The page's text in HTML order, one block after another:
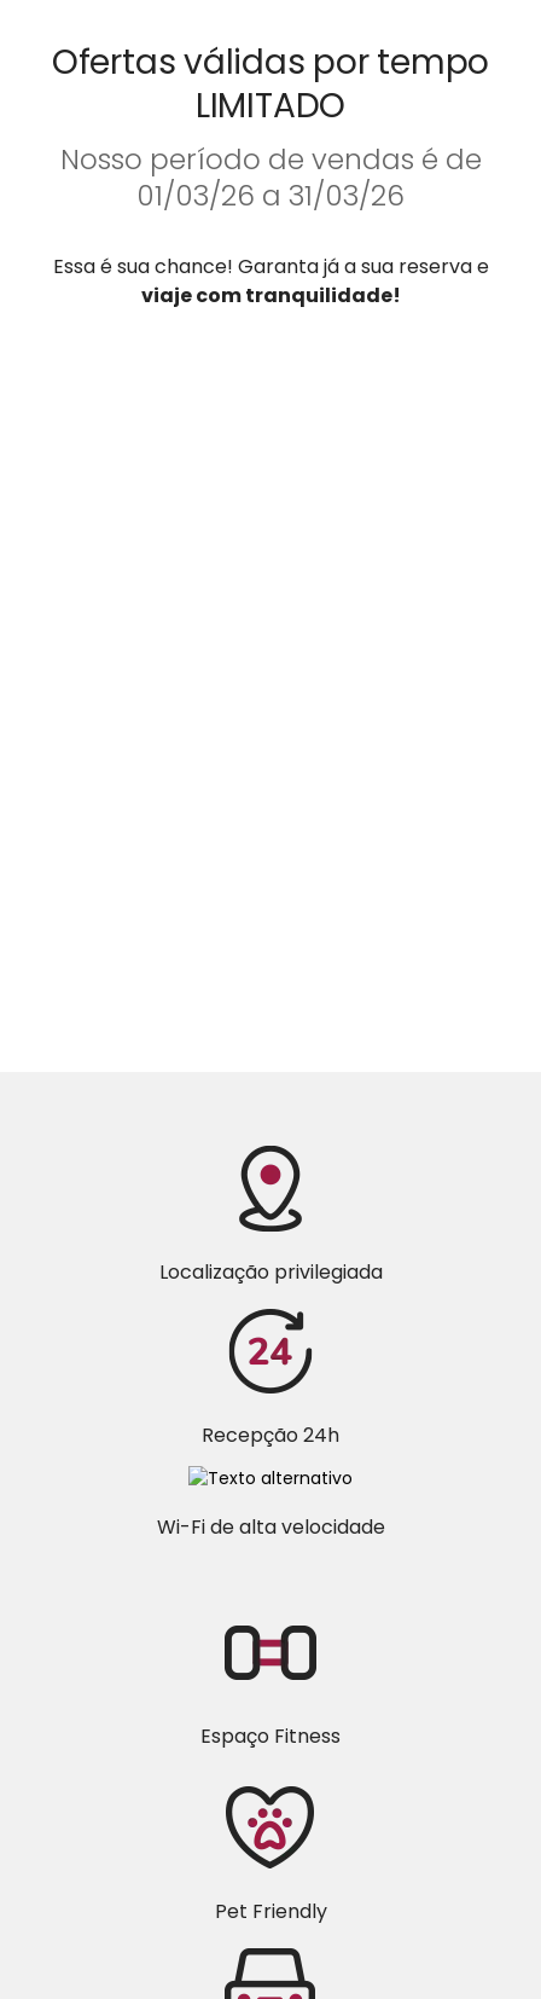
Ofertas válidas por tempo
LIMITADO
Nosso período de vendas é de
01/03/26 a 31/03/26
Essa é sua chance! Garanta já a sua reserva e
viaje com tranquilidade!
Localização privilegiada
Recepção 24h
Wi-Fi de alta velocidade
Espaço Fitness
Pet Friendly